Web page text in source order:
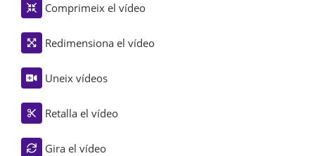
Comprimeix el vídeo
Redimensiona el vídeo
Uneix vídeos
Retalla el vídeo
Gira el vídeo